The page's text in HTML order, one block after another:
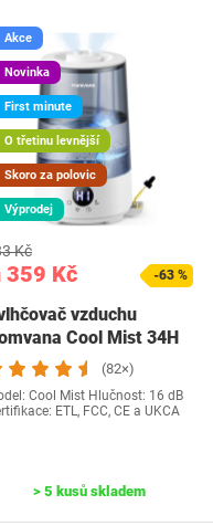
Akce
Novinka
First minute
O třetinu levnější
Skoro za polovic
Výprodej
359 Kč
Kč
-63 %
vzduchu
Cool Mist 34H
(82×)
Cool Mist Hlučnost: 16 dB
ETL, FCC, CE a UKCA
> 5 kusů skladem